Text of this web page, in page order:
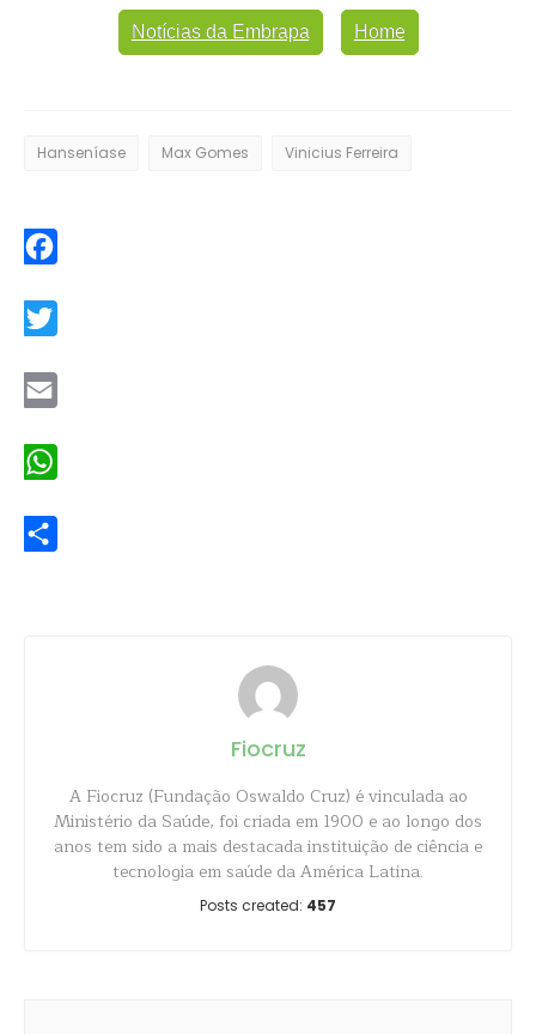
Notícias da Embrapa Home
Hanseníase Max Gomes Vinicius Ferreira
Fiocruz
A Fiocruz (Fundação Oswaldo Cruz) é vinculada ao
Ministério da Saúde, foi criada em 1900 e ao longo dos
anos tem sido a mais destacada instituição de ciência e
tecnologia em saúde da América Latina.
Posts created: 457